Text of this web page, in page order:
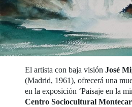
El artista con baja visiónJosé
(Madrid, 1961), ofrecerá una
en la exposición ‘Paisaje en la
Centro Sociocultural